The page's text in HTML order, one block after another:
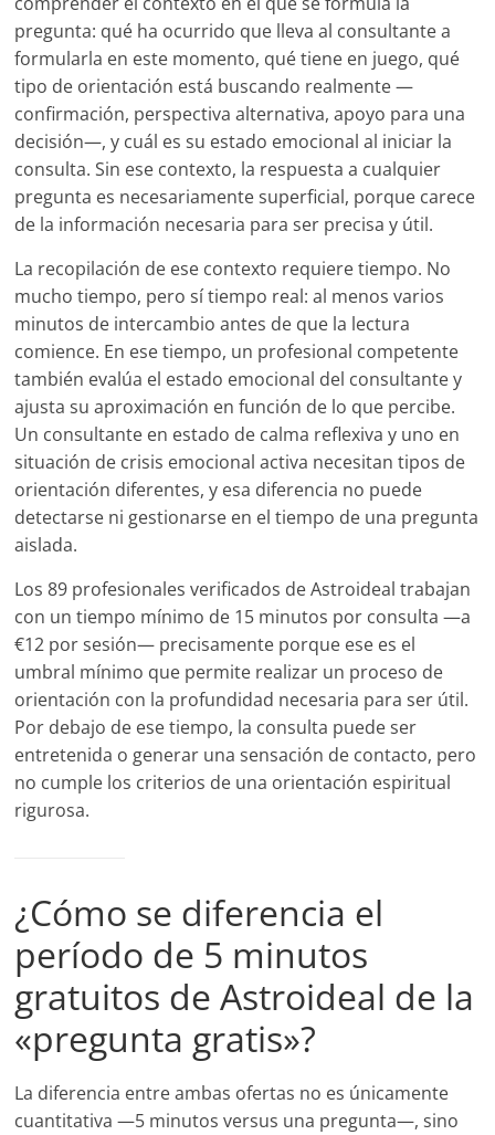
pregunta: qué ha ocurrido que lleva al consultante a
formularla en este momento, qué tiene en juego, qué
tipo de orientación está buscando realmente —
confirmación, perspectiva alternativa, apoyo para una
decisión—, y cuál es su estado emocional al iniciar la
consulta. Sin ese contexto, la respuesta a cualquier
pregunta es necesariamente superficial, porque carece
de la información necesaria para ser precisa y útil.
La recopilación de ese contexto requiere tiempo. No
mucho tiempo, pero sí tiempo real: al menos varios
minutos de intercambio antes de que la lectura
comience. En ese tiempo, un profesional competente
también evalúa el estado emocional del consultante y
ajusta su aproximación en función de lo que percibe.
Un consultante en estado de calma reflexiva y uno en
situación de crisis emocional activa necesitan tipos de
orientación diferentes, y esa diferencia no puede
detectarse ni gestionarse en el tiempo de una pregunta
aislada.
Los 89 profesionales verificados de Astroideal trabajan
con un tiempo mínimo de 15 minutos por consulta —a
€12 por sesión— precisamente porque ese es el
umbral mínimo que permite realizar un proceso de
orientación con la profundidad necesaria para ser útil.
Por debajo de ese tiempo, la consulta puede ser
entretenida o generar una sensación de contacto, pero
no cumple los criterios de una orientación espiritual
rigurosa.
¿Cómo se diferencia el
período de 5 minutos
gratuitos de Astroideal de la
«pregunta gratis»?
La diferencia entre ambas ofertas no es únicamente
cuantitativa —5 minutos versus una pregunta—, sino